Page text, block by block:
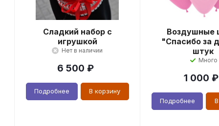
Сладкий набор с
игрушкой
Нет в наличии
6 500 ₽
Подробнее В корзину
Воздушные
"Спасибо за
штук
Много
1 000 ₽
Подробнее